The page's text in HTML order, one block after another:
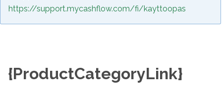
https://support.mycashflow.com/fi/kayttoopas
{ProductCategoryLink}